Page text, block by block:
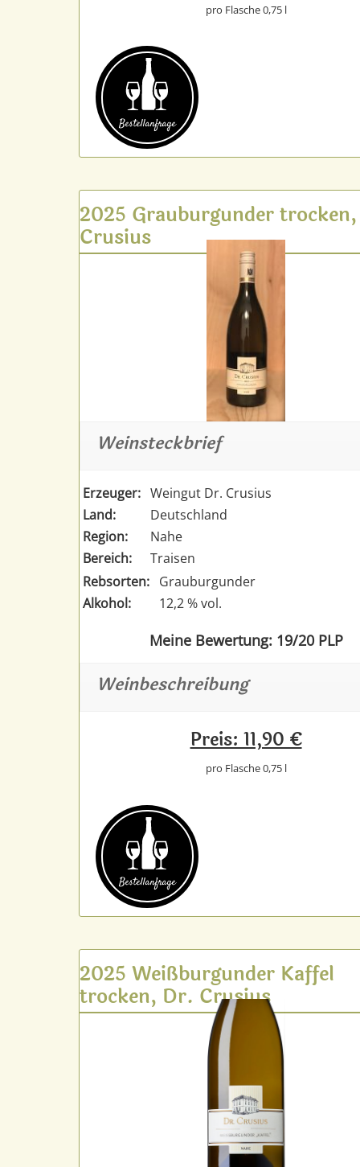
pro Flasche 0,75 l
Bestell­anfrage
2025 Grauburgunder
Crusius
Weinsteckbrief
Erzeuger: Weingut Dr. Crusius
Land:
Deutschland
Region:
Nahe
Bereich:
Traisen
Rebsorten: Grauburgunder
Alkohol:
12,2 % vol.
Meine Bewertung: 19/20 PLP
Weinbeschreibung
Preis: 11,90 €
pro Flasche 0,75 l
Bestell­anfrage
2025 Weißburgunder Kaffel
trocken, Dr. Crusius